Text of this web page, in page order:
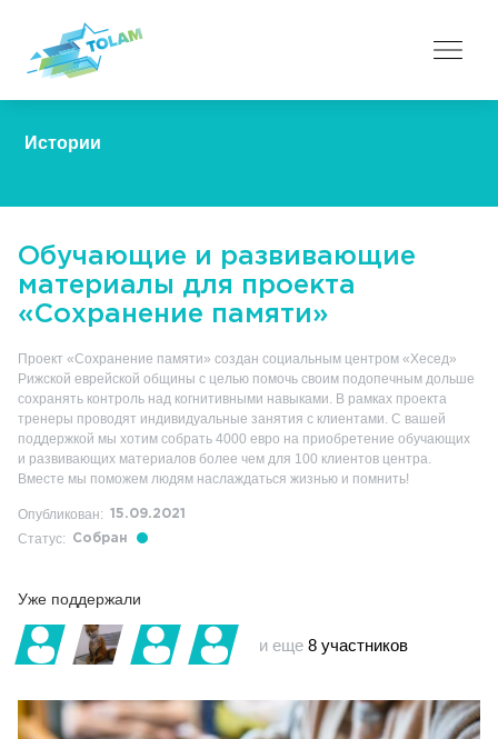
Истории
Обучающие и развивающие
материалы для проекта
«Сохранение памяти»
Проект «Сохранение памяти» создан социальным центром «Хесед»
Рижской еврейской общины с целью помочь своим подопечным дольше
сохранять контроль над когнитивными навыками. В рамках проекта
тренеры проводят индивидуальные занятия с клиентами. С вашей
поддержкой мы хотим собрать 4000 евро на приобретение обучающих
и развивающих материалов более чем для 100 клиентов центра.
Вместе мы поможем людям наслаждаться жизнью и помнить!
Опубликован: 15.09.2021
Статус: Собран
Уже поддержали
и еще 8 участников